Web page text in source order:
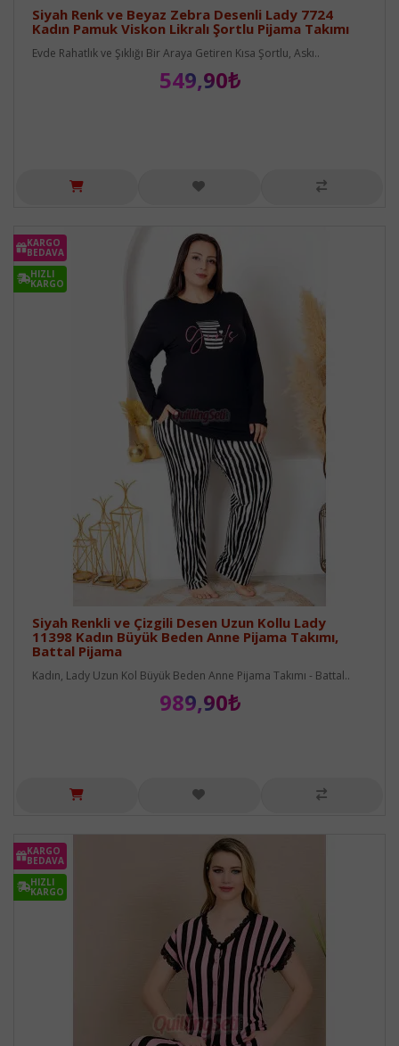
Siyah Renk ve Beyaz Zebra Desenli Lady 7724
Kadın Pamuk Viskon Likralı Şortlu Pijama Takımı
Evde Rahatlık ve Şıklığı Bir Araya Getiren Kısa Şortlu, Askı..
549,90₺
KARGO
BEDAVA
HIZLI
KARGO
Siyah Renkli ve Çizgili Desen Uzun Kollu Lady
11398 Kadın Büyük Beden Anne Pijama Takımı,
Battal Pijama
Kadın, Lady Uzun Kol Büyük Beden Anne Pijama Takımı - Battal..
989,90₺
KARGO
BEDAVA
HIZLI
KARGO